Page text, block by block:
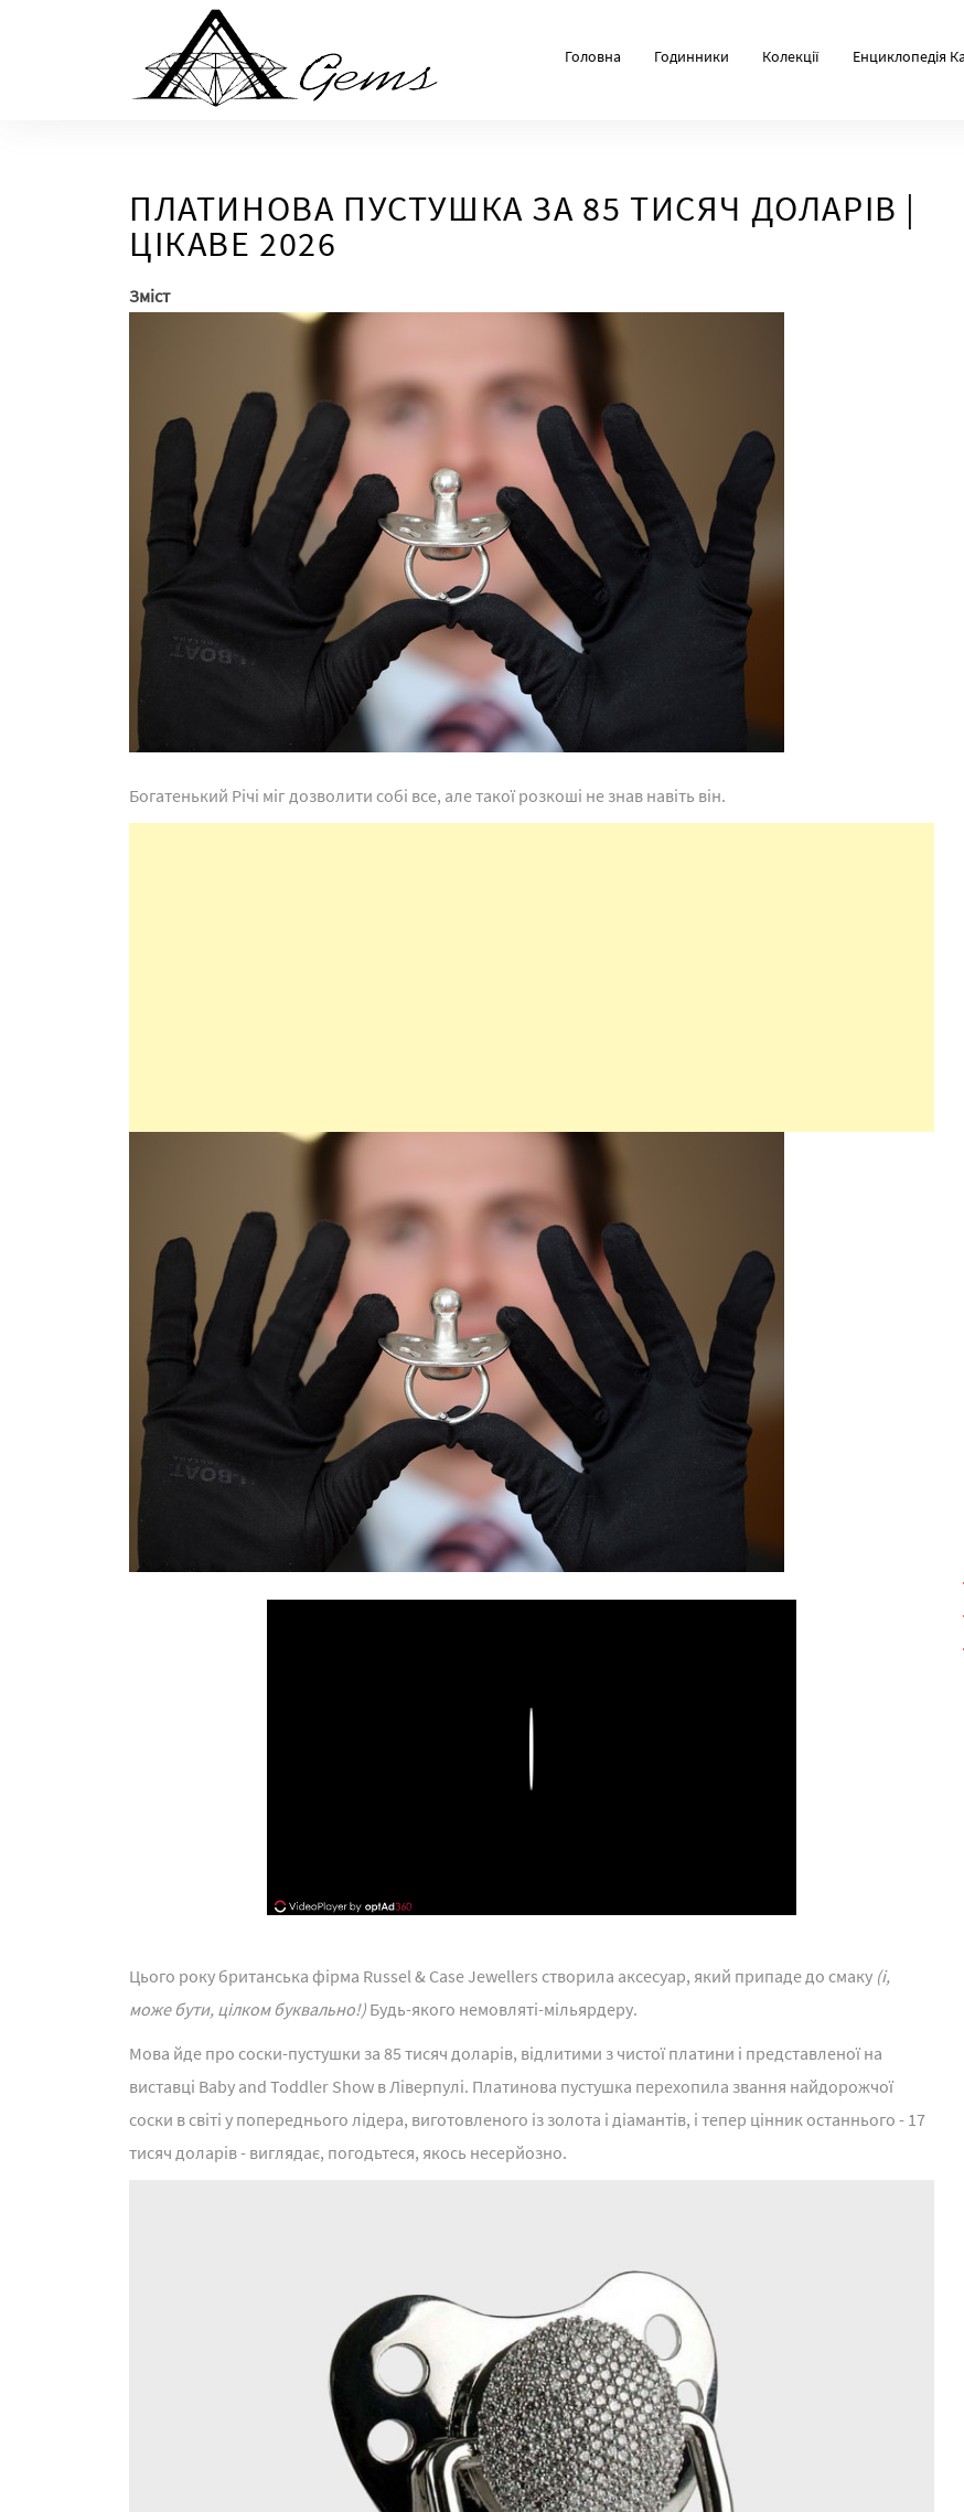
Головна Годинники Колекції Енциклопедія
ПЛАТИНОВА ПУСТУШКА ЗА 85 ТИСЯЧ ДОЛАРІВ |
ЦІКАВЕ 2026
Зміст
Богатенький Річі міг дозволити собі все, але такої розкоші не знав навіть він.
Цього року британська фірма Russel & Case Jewellers створила аксесуар, який припаде до смаку (і,
може бути, цілком буквально!) Будь-якого немовляті-мільярдеру.
Мова йде про соски-пустушки за 85 тисяч доларів, відлитими з чистої платини і представленої на
виставці Baby and Toddler Show в Ліверпулі. Платинова пустушка перехопила звання найдорожчої
соски в світі у попереднього лідера, виготовленого із золота і діамантів, і тепер цінник останнього - 17
тисяч доларів - виглядає, погодьтеся, якось несерйозно.